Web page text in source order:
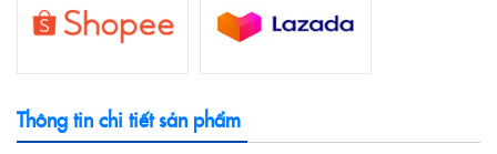
Thông tin chi tiết sản phẩm